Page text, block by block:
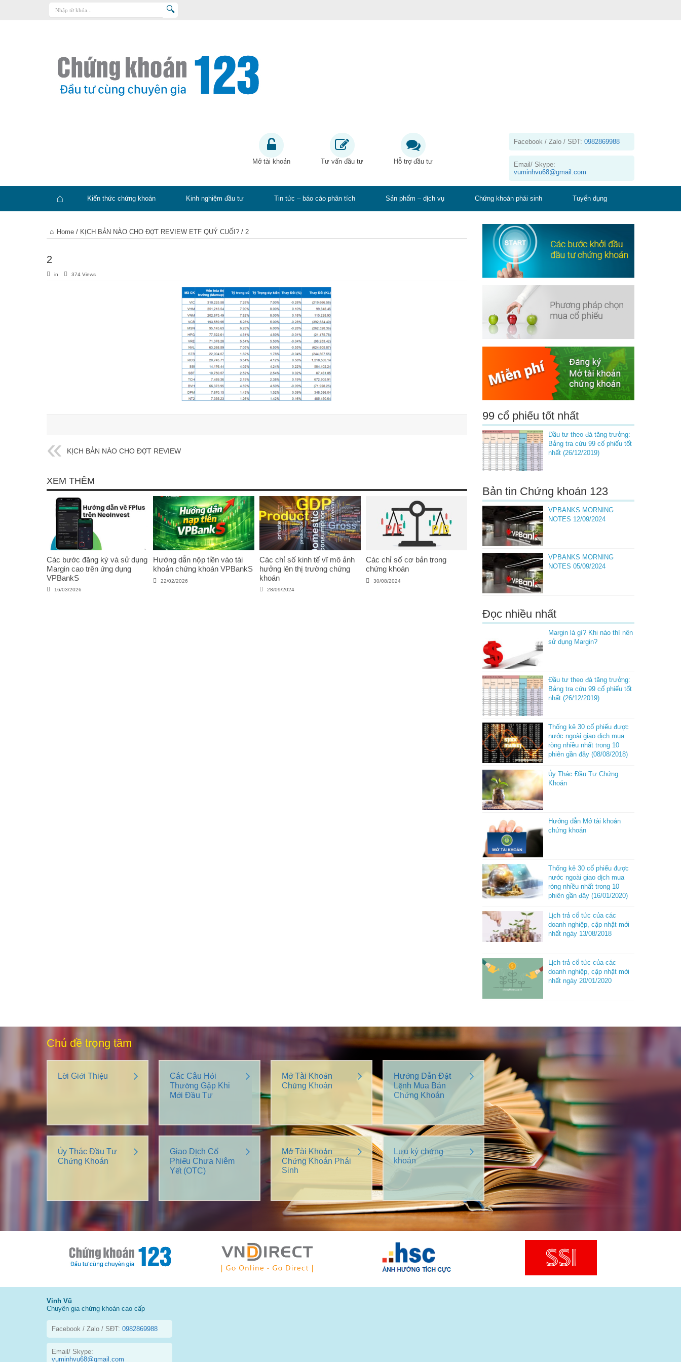
Kiến thức chứng khoán
Kinh nghiệm đầu tư
Tin tức – báo cáo phân tích
Mở tài khoản Tư vấn đầu tư Hỗ trợ đầu tư
Facebook / Zalo / SĐT: 0982869988
Email/ Skype:
vuminhvu68@gmail.com
Trang
Kiến thức chứng khoán Kinh nghiệm đầu tư Tin tức – báo cáo phân tích Sản phẩm – dịch vụ Chứng khoán phái sinh Tuyển dụng
Home / KỊCH BẢN NÀO CHO ĐỢT REVIEW ETF QUÝ CUỐI? / 2
2
in 374 Views
KỊCH BẢN NÀO CHO ĐỢT REVIEW
XEM THÊM
Các bước đăng ký và sử dụng
Margin cao trên ứng dụng
VPBankS
16/03/2026
Hướng dẫn nộp tiền vào tài
khoản chứng khoán VPBankS
22/02/2026
Các chỉ số kinh tế vĩ mô ảnh
hưởng lên thị trường chứng
khoán
28/09/2024
Các chỉ số cơ bản trong
chứng khoán
30/08/2024
99 cổ phiếu tốt nhất
Đầu tư theo đà tăng trưởng:
Bảng tra cứu 99 cổ phiếu tốt
nhất (26/12/2019)
Bản tin Chứng khoán 123
VPBANKS MORNING
NOTES 12/09/2024
VPBANKS MORNING
NOTES 05/09/2024
Đọc nhiều nhất
Margin là gì? Khi nào thì nên
sử dụng Margin?
Đầu tư theo đà tăng trưởng:
Bảng tra cứu 99 cổ phiếu tốt
nhất (26/12/2019)
Thống kê 30 cổ phiếu được
nước ngoài giao dịch mua
ròng nhiều nhất trong 10
phiên gần đây (08/08/2018)
Ủy Thác Đầu Tư Chứng
Khoán
Hướng dẫn Mở tài khoản
chứng khoán
Thống kê 30 cổ phiếu được
nước ngoài giao dịch mua
ròng nhiều nhất trong 10
phiên gần đây (16/01/2020)
Lịch trả cổ tức của các
doanh nghiệp, cập nhật mới
nhất ngày 13/08/2018
Lịch trả cổ tức của các
doanh nghiệp, cập nhật mới
nhất ngày 20/01/2020
Chủ đề trọng tâm
Lời Giới Thiệu
Các Câu Hỏi
Thường Gặp Khi
Mới Đầu Tư
Mở Tài Khoản
Chứng Khoán
Hướng Dẫn Đặt
Lệnh Mua Bán
Chứng Khoán
Ủy Thác Đầu Tư
Chứng Khoán
Giao Dịch Cổ
Phiếu Chưa Niêm
Yết (OTC)
Mở Tài Khoản
Chứng Khoán Phái
Sinh
Lưu ký chứng
khoán
Vinh Vũ
Chuyên gia chứng khoán cao cấp
Facebook / Zalo / SĐT: 0982869988
Email/ Skype:
vuminhvu68@gmail.com